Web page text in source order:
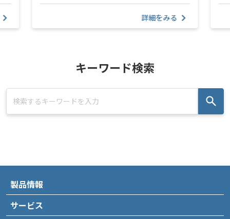
詳細をみる
キーワード検索
製品情報
サービス